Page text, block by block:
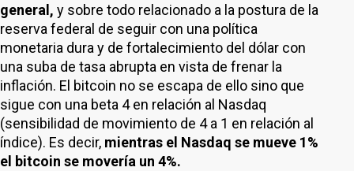
general, y sobre todo relacionado a la postura de la
reserva federal de seguir con una política
monetaria dura y de fortalecimiento del dólar con
una suba de tasa abrupta en vista de frenar la
inflación. El bitcoin no se escapa de ello sino que
sigue con una beta 4 en relación al Nasdaq
(sensibilidad de movimiento de 4 a 1 en relación al
índice). Es decir, mientras el Nasdaq se mueve 1%
el bitcoin se movería un 4%.